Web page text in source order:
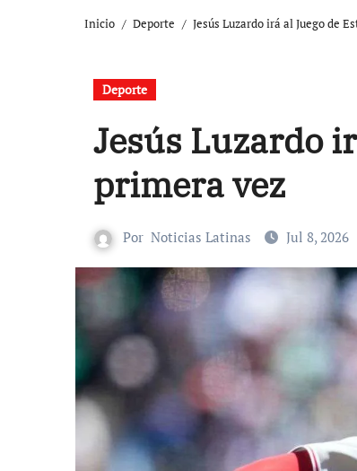
Inicio Deporte Jesús Luzardo irá al Juego de
Deporte
Jesús Luzardo
primera vez
Por Noticias Latinas Jul 8, 2026